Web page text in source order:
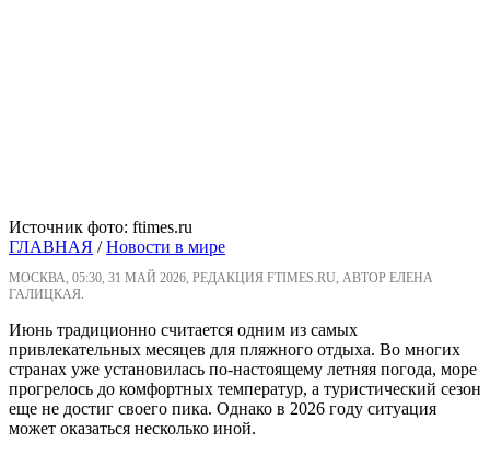
Источник фото: ftimes.ru
ГЛАВНАЯ /Новости в мире
МОСКВА, 05:30, 31 МАЙ 2026, РЕДАКЦИЯ FTIMES.RU, АВТОР ЕЛЕНА
ГАЛИЦКАЯ.
Июнь традиционно считается одним из самых
привлекательных месяцев для пляжного отдыха. Во многих
странах уже установилась по-настоящему летняя погода, море
прогрелось до комфортных температур, а туристический сезон
еще не достиг своего пика. Однако в 2026 году ситуация
может оказаться несколько иной.